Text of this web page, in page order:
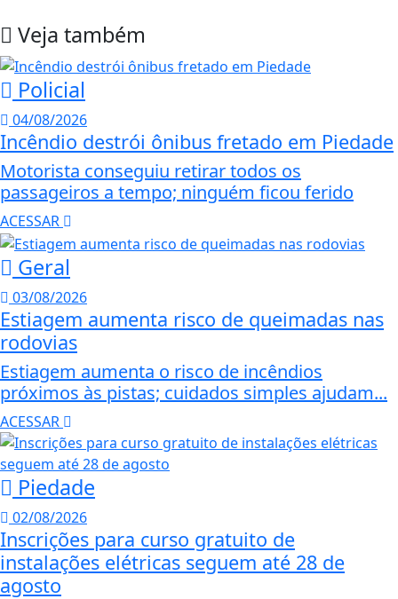
Veja também
Policial
04/08/2026
Incêndio destrói ônibus fretado em Piedade
Motorista conseguiu retirar todos os
passageiros a tempo; ninguém ficou ferido
ACESSAR
Geral
03/08/2026
Estiagem aumenta risco de queimadas nas
rodovias
Estiagem aumenta o risco de incêndios
próximos às pistas; cuidados simples ajudam...
ACESSAR
Piedade
02/08/2026
Inscrições para curso gratuito de
instalações elétricas seguem até 28 de
agosto